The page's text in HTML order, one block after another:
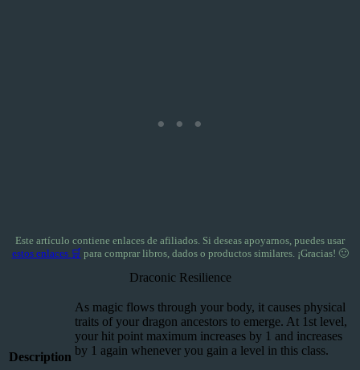
Este artículo contiene enlaces de afiliados. Si deseas apoyarnos, puedes usar
estos enlaces 🛒 para comprar libros, dados o productos similares. ¡Gracias! 🙂
Draconic Resilience
Description
As magic flows through your body, it causes physical
traits of your dragon ancestors to emerge. At 1st level,
your hit point maximum increases by 1 and increases
by 1 again whenever you gain a level in this class.